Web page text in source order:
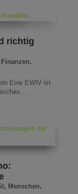
richtig
Finanzen,
Eine EWIV ist
, Menschen,